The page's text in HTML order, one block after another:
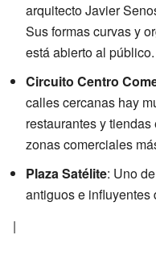
arquitecto Javier
Sus formas curvas y
está abierto al público.
Circuito Centro
calles cercanas hay
restaurantes y
zonas comerciales
Plaza Satélite: Uno
antiguos e influyentes
|